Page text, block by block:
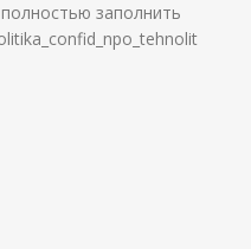
заполнить